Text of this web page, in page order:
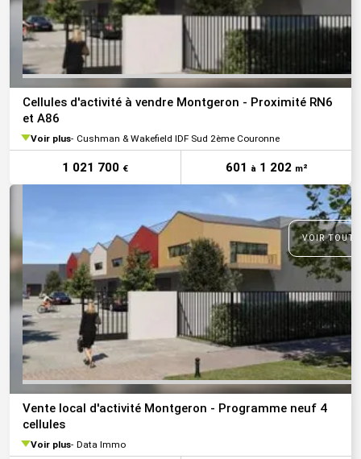
Cellules d'activité à vendre Montgeron - Proximité RN6
et A86
Voir plus Cushman & Wakefield IDF Sud 2ème Couronne
1 021 700 € 601 à1 202 m²
VOIR
Vente local d'activité Montgeron - Programme neuf 4
cellules
Voir plus Data Immo